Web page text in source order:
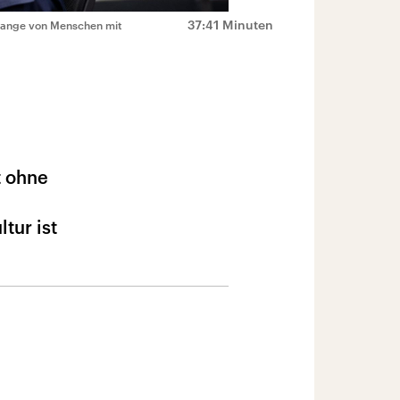
37:41 Minuten
von Menschen mit
ist